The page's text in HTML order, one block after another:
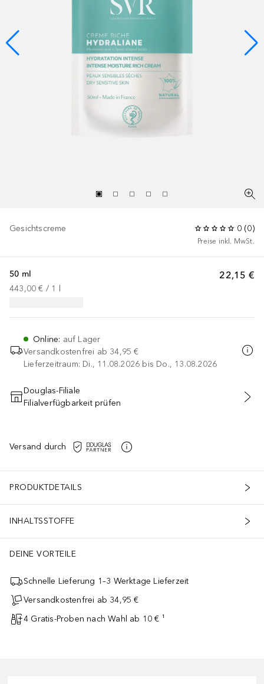
Gesichtscreme 0 (0)
Preise inkl. MwSt.
22,15 €
50 ml
443,00 € / 1
Online: auf Lager
Versandkostenfrei ab 34,95 €
Lieferzeitraum: Di., 11.08.2026 bis Do., 13.08.2026
IN DEN WARENKORB
Douglas-Filiale
Filialverfügbarkeit prüfen
Versand durch
PRODUKTDETAILS
INHALTSSTOFFE
DEINE VORTEILE
Schnelle Lieferung 1–3 Werktage Lieferzeit
Versandkostenfrei ab 34,95 €
4 Gratis-Proben nach Wahl ab 10 € ¹